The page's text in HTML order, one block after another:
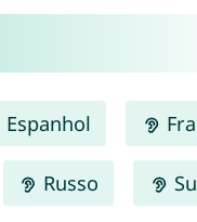
Espanhol
Russo